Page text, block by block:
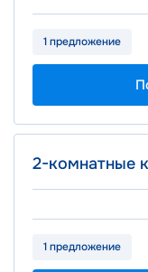
1 предложение
2-комнатные
от 44.40 м2от
1 предложение